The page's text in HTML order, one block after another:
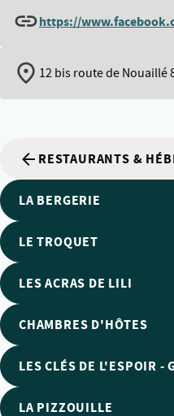
https://
12 bis route de Nouaillé
RESTAURANTS &
LA BERGERIE
LE TROQUET
LES ACRAS DE LILI
CHAMBRES D'HÔTES
LES CLÉS DE L'ESPOIR -
LA PIZZOUILLE